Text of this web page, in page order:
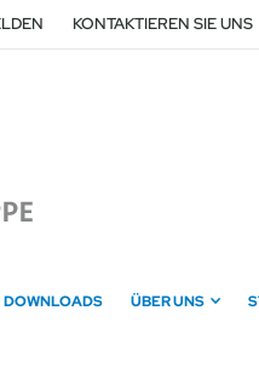
KONTAKTIEREN SIE UNS
DOWNLOADS ÜBER UNS